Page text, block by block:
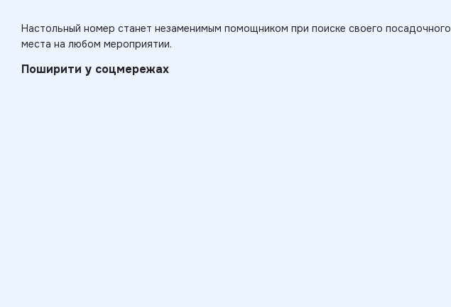
Настольный номер станет незаменимым помощником при поиске своего посадочного
места на любом мероприятии.
Поширити у соцмережах